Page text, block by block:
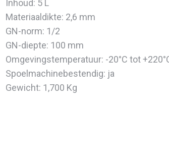
Inhoud: 5 L
Materiaaldikte: 2,6 mm
GN-norm: 1/2
GN-diepte: 100 mm
Omgevingstemperatuur: -20°C tot
Spoelmachinebestendig: ja
Gewicht: 1,700 Kg